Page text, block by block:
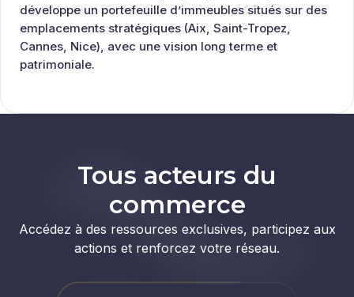
développe un portefeuille d’immeubles situés sur des
emplacements stratégiques (Aix, Saint-Tropez,
Cannes, Nice), avec une vision long terme et
patrimoniale.
Tous acteurs du
commerce
Accédez à des ressources exclusives, participez aux
actions et renforcez votre réseau.